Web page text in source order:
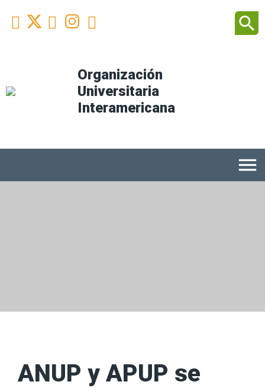
Organización
Universitaria
Interamericana
 Facebook
 YoutubeInstagram
 search
menu
ANUP y APUP se